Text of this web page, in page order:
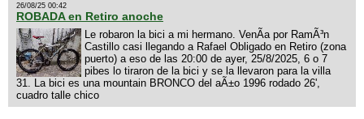
26/08/25 00:42
ROBADA en Retiro anoche
Le robaron la bici a mi hermano. VenÃ­a por RamÃ³n
Castillo casi llegando a Rafael Obligado en Retiro (zona
puerto) a eso de las 20:00 de ayer, 25/8/2025, 6 o 7
pibes lo tiraron de la bici y se la llevaron para la villa
31. La bici es una mountain BRONCO del aÃ±o 1996 rodado 26',
cuadro talle chico